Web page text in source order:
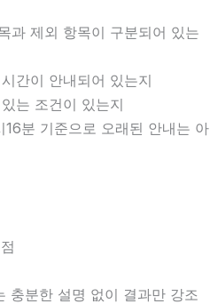
과 제외 항목이 구분되어 있는
간이 안내되어 있는지
는 조건이 있는지
분 기준으로 오래된 안내는 아
충분한 설명 없이 결과만 강조